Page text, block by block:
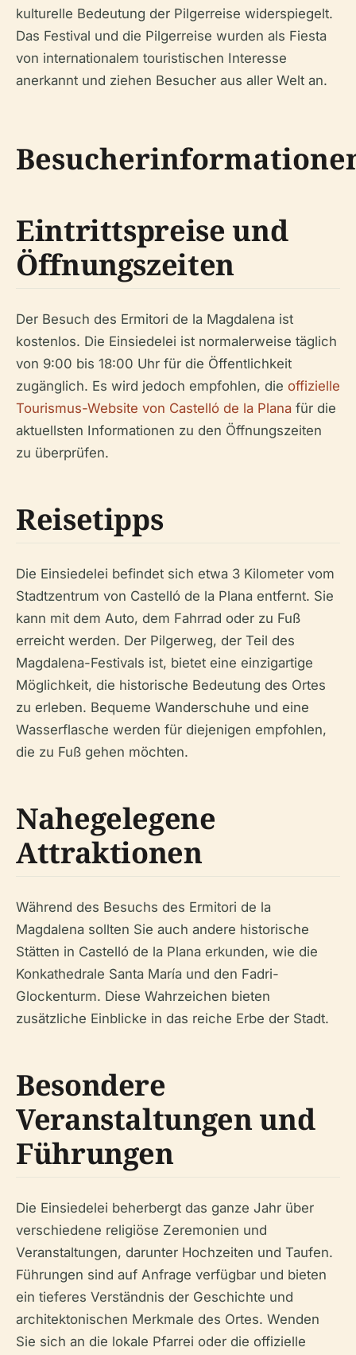
kulturelle Bedeutung der Pilgerreise widerspiegelt.
Das Festival und die Pilgerreise wurden als Fiesta
von internationalem touristischen Interesse
anerkannt und ziehen Besucher aus aller Welt an.
Eintrittspreise und
Öffnungszeiten
Der Besuch des Ermitori de la Magdalena ist
kostenlos. Die Einsiedelei ist normalerweise täglich
von 9:00 bis 18:00 Uhr für die Öffentlichkeit
zugänglich. Es wird jedoch empfohlen, die offizielle
Tourismus-Website von Castelló de la Plana für die
aktuellsten Informationen zu den Öffnungszeiten
zu überprüfen.
Reisetipps
Die Einsiedelei befindet sich etwa 3 Kilometer vom
Stadtzentrum von Castelló de la Plana entfernt. Sie
kann mit dem Auto, dem Fahrrad oder zu Fuß
erreicht werden. Der Pilgerweg, der Teil des
Magdalena-Festivals ist, bietet eine einzigartige
Möglichkeit, die historische Bedeutung des Ortes
zu erleben. Bequeme Wanderschuhe und eine
Wasserflasche werden für diejenigen empfohlen,
die zu Fuß gehen möchten.
Nahegelegene
Attraktionen
Während des Besuchs des Ermitori de la
Magdalena sollten Sie auch andere historische
Stätten in Castelló de la Plana erkunden, wie die
Konkathedrale Santa María und den Fadri-
Glockenturm. Diese Wahrzeichen bieten
zusätzliche Einblicke in das reiche Erbe der Stadt.
Besondere
Veranstaltungen und
Führungen
Die Einsiedelei beherbergt das ganze Jahr über
verschiedene religiöse Zeremonien und
Veranstaltungen, darunter Hochzeiten und Taufen.
Führungen sind auf Anfrage verfügbar und bieten
ein tieferes Verständnis der Geschichte und
architektonischen Merkmale des Ortes. Wenden
Sie sich an die lokale Pfarrei oder die offizielle